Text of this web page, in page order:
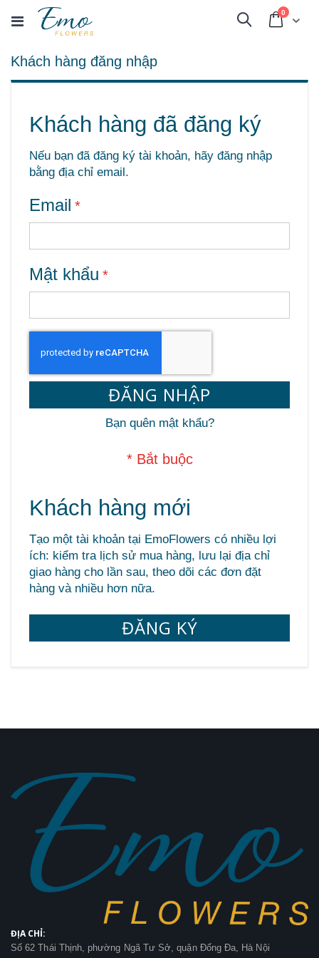
Cart
0 sản
phẩm
Tìm
Khách hàng đăng nhập
Khách hàng đã đăng ký
Nếu bạn đã đăng ký tài khoản, hãy đăng nhập
bằng địa chỉ email.
Email
Mật khẩu
ĐĂNG NHẬP
Bạn quên mật khẩu?
Khách hàng mới
Tạo một tài khoản tại EmoFlowers có nhiều lợi
ích: kiểm tra lịch sử mua hàng, lưu lại địa chỉ
giao hàng cho lần sau, theo dõi các đơn đặt
hàng và nhiều hơn nữa.
ĐĂNG KÝ
ĐỊA CHỈ:
Số 62 Thái Thịnh, phường Ngã Tư Sở, quận Đống Đa, Hà Nội